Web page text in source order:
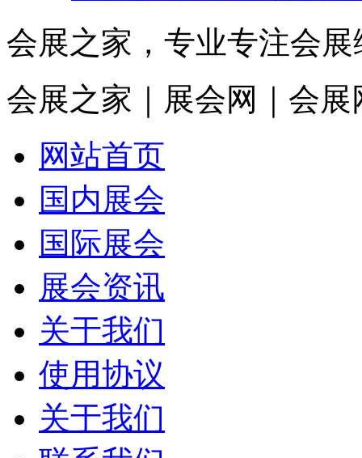
会展之家，专业专注会
会展之家｜展会网｜会展
网站首页
国内展会
国际展会
展会资讯
关于我们
使用协议
关于我们